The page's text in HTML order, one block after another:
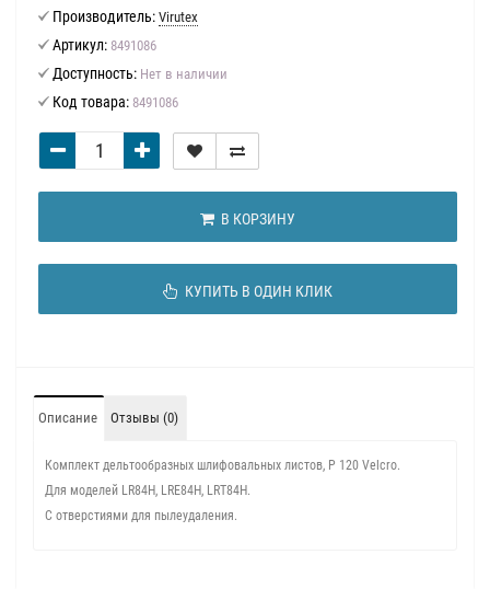
Производитель: Virutex
Артикул: 8491086
Доступность: Нет в наличии
Код товара: 8491086
В КОРЗИНУ
КУПИТЬ В ОДИН КЛИК
Описание Отзывы (0)
Комплект дельтообразных шлифовальных листов, P 120 Velcro.
Для моделей LR84H, LRE84H, LRT84H.
С отверстиями для пылеудаления.